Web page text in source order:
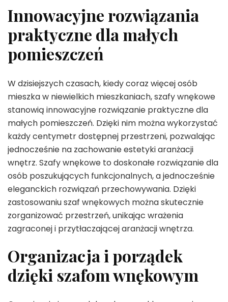
Innowacyjne rozwiązania
praktyczne dla małych
pomieszczeń
W dzisiejszych czasach, kiedy coraz więcej osób
mieszka w niewielkich mieszkaniach, szafy wnękowe
stanowią innowacyjne rozwiązanie praktyczne dla
małych pomieszczeń. Dzięki nim można wykorzystać
każdy centymetr dostępnej przestrzeni, pozwalając
jednocześnie na zachowanie estetyki aranżacji
wnętrz. Szafy wnękowe to doskonałe rozwiązanie dla
osób poszukujących funkcjonalnych, a jednocześnie
eleganckich rozwiązań przechowywania. Dzięki
zastosowaniu szaf wnękowych można skutecznie
zorganizować przestrzeń, unikając wrażenia
zagraconej i przytłaczającej aranżacji wnętrza.
Organizacja i porządek
dzięki szafom wnękowym